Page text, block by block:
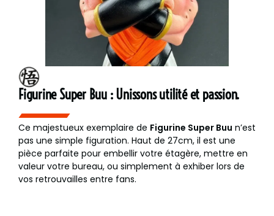
Figurine Super Buu : Unissons utilité et passion.
Ce majestueux exemplaire de Figurine Super Buu n’est
pas une simple figuration. Haut de 27cm, il est une
pièce parfaite pour embellir votre étagère, mettre en
valeur votre bureau, ou simplement à exhiber lors de
vos retrouvailles entre fans.